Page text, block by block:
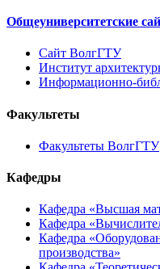
Общеуниверситетские
Сайт ВолгГТУ
Институт
Информационно-
Факультеты
Факультеты ВолгГТУ
Кафедры
Кафедра «Высшая
Кафедра
Кафедра
производства»